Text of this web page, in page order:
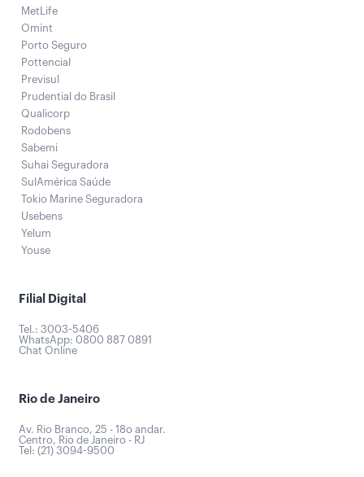
MetLife
Omint
Porto Seguro
Pottencial
Previsul
Prudential do Brasil
Qualicorp
Rodobens
Sabemi
Suhai Seguradora
SulAmérica Saúde
Tokio Marine Seguradora
Usebens
Yelum
Youse
Filial Digital
Tel.: 3003-5406
WhatsApp: 0800 887 0891
Chat Online
Rio de Janeiro
Av. Rio Branco, 25 - 18o andar.
Centro, Rio de Janeiro - RJ
Tel: (21) 3094-9500